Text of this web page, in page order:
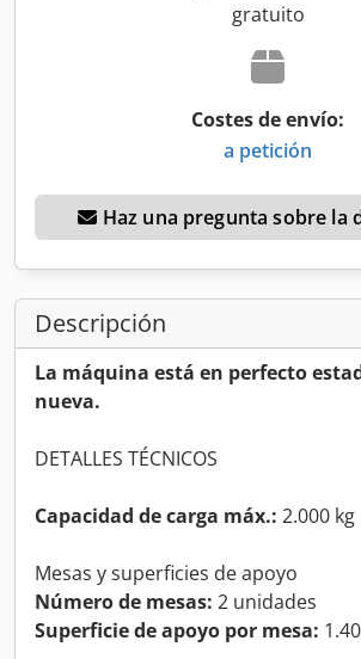
gratuito
Costes de envío:
a petición
Haz una pregunta sobre la
Descripción
La máquina está en perfecto
nueva.
DETALLES TÉCNICOS
Capacidad de carga máx.: 2.000 kg
Mesas y superficies de apoyo
Número de mesas: 2 unidades
Superficie de apoyo por mesa: